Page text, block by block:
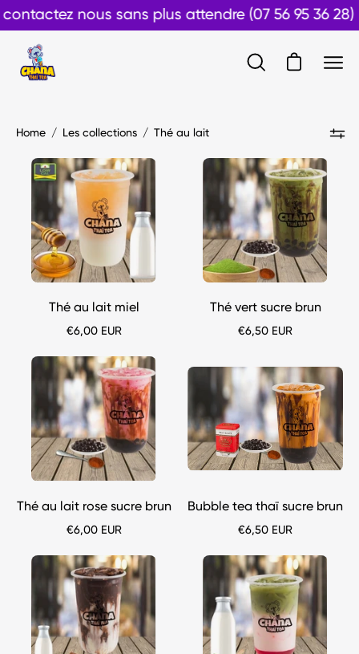
Aller
au
contenu
nous sans plus attendre (07 56 95 36 28)
Ouvrir Ouvrir le
de
Home / Les collections / Thé au lait
Bubble
tea
Thé
au
miel
thai
Thé au lait miel
€6,00 EUR
Bubble
tea
Thé
vert
sucre
brun
thai
Thé vert sucre brun
€6,50 EUR
Bubble
tea
Thé
au
lait
rose
brun
chana-
Thé au lait rose sucre brun
€6,00 EUR
Bubble
tea
Bubble
tea
thaï
thai
Bubble tea thaï sucre brun
€6,50 EUR
Bubble
tea
Chocolat
fondant
chana-
Bubble
tea
Latte
Matcha
fraise